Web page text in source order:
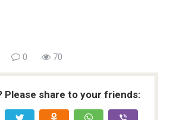
0 70
Please share to your friends: